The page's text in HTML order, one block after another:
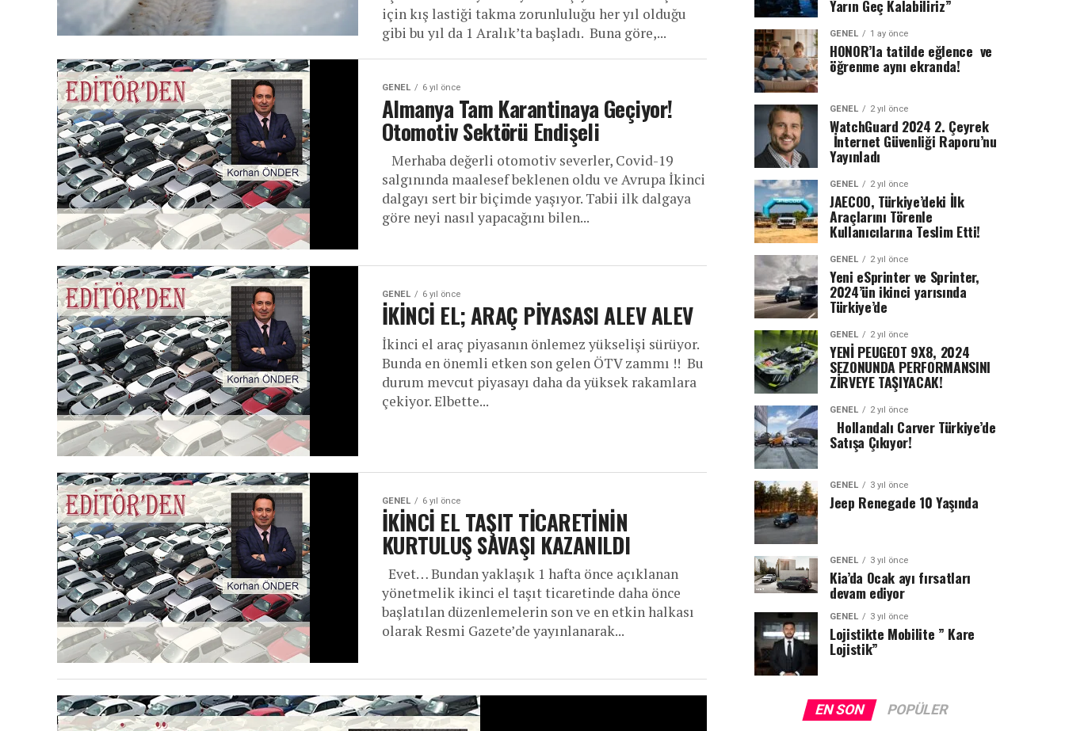
için kış lastiği takma zorunluluğu her yıl olduğu
gibi bu yıl da 1 Aralık’ta başladı. Buna göre,...
GENEL 6 yıl önce
Almanya Tam Karantinaya Geçiyor!
Otomotiv Sektörü Endişeli
Merhaba değerli otomotiv severler, Covid-19
salgınında maalesef beklenen oldu ve Avrupa İkinci
dalgayı sert bir biçimde yaşıyor. Tabii ilk dalgaya
göre neyi nasıl yapacağını bilen...
GENEL 6 yıl önce
İKİNCİ EL; ARAÇ PİYASASI ALEV ALEV
İkinci el araç piyasanın önlemez yükselişi sürüyor.
Bunda en önemli etken son gelen ÖTV zammı !! Bu
durum mevcut piyasayı daha da yüksek rakamlara
çekiyor. Elbette...
GENEL 6 yıl önce
İKİNCİ EL TAŞIT TİCARETİNİN
KURTULUŞ SAVAŞI KAZANILDI
Evet… Bundan yaklaşık 1 hafta önce açıklanan
yönetmelik ikinci el taşıt ticaretinde daha önce
başlatılan düzenlemelerin son ve en etkin halkası
olarak Resmi Gazete’de yayınlanarak...
Yarın Geç Kalabiliriz”
GENEL 1 ay önce
HONOR’la tatilde eğlence ve
öğrenme aynı ekranda!
GENEL 2 yıl önce
WatchGuard 2024 2. Çeyrek
İnternet Güvenliği Raporu’nu
Yayınladı
GENEL 2 yıl önce
JAECOO, Türkiye’deki İlk
Araçlarını Törenle
Kullanıcılarına Teslim Etti!
GENEL 2 yıl önce
Yeni eSprinter ve Sprinter,
2024’ün ikinci yarısında
Türkiye’de
GENEL 2 yıl önce
YENİ PEUGEOT 9X8, 2024
SEZONUNDA PERFORMANSINI
ZİRVEYE TAŞIYACAK!
GENEL 2 yıl önce
Hollandalı Carver Türkiye’de
Satışa Çıkıyor!
GENEL 3 yıl önce
Jeep Renegade 10 Yaşında
GENEL 3 yıl önce
Kia’da Ocak ayı fırsatları
devam ediyor
GENEL 3 yıl önce
Lojistikte Mobilite ” Kare
Lojistik”
EN SON POPÜLER